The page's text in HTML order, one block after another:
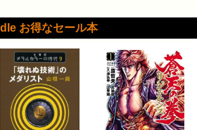
お得なセール本